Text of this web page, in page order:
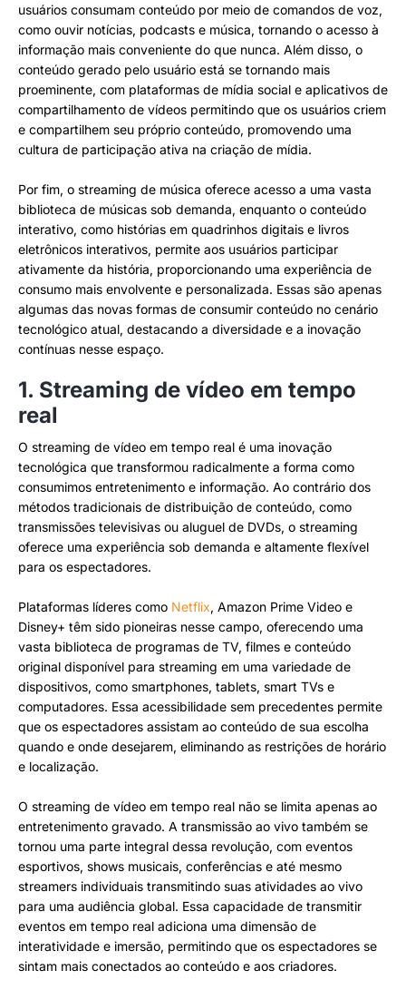
usuários consumam conteúdo por meio de comandos de voz,
como ouvir notícias, podcasts e música, tornando o acesso à
informação mais conveniente do que nunca. Além disso, o
conteúdo gerado pelo usuário está se tornando mais
proeminente, com plataformas de mídia social e aplicativos de
compartilhamento de vídeos permitindo que os usuários criem
e compartilhem seu próprio conteúdo, promovendo uma
cultura de participação ativa na criação de mídia.
Por fim, o streaming de música oferece acesso a uma vasta
biblioteca de músicas sob demanda, enquanto o conteúdo
interativo, como histórias em quadrinhos digitais e livros
eletrônicos interativos, permite aos usuários participar
ativamente da história, proporcionando uma experiência de
consumo mais envolvente e personalizada. Essas são apenas
algumas das novas formas de consumir conteúdo no cenário
tecnológico atual, destacando a diversidade e a inovação
contínuas nesse espaço.
1. Streaming de vídeo em tempo
real
O streaming de vídeo em tempo real é uma inovação
tecnológica que transformou radicalmente a forma como
consumimos entretenimento e informação. Ao contrário dos
métodos tradicionais de distribuição de conteúdo, como
transmissões televisivas ou aluguel de DVDs, o streaming
oferece uma experiência sob demanda e altamente flexível
para os espectadores.
Plataformas líderes como Netflix, Amazon Prime Video e
Disney+ têm sido pioneiras nesse campo, oferecendo uma
vasta biblioteca de programas de TV, filmes e conteúdo
original disponível para streaming em uma variedade de
dispositivos, como smartphones, tablets, smart TVs e
computadores. Essa acessibilidade sem precedentes permite
que os espectadores assistam ao conteúdo de sua escolha
quando e onde desejarem, eliminando as restrições de horário
e localização.
O streaming de vídeo em tempo real não se limita apenas ao
entretenimento gravado. A transmissão ao vivo também se
tornou uma parte integral dessa revolução, com eventos
esportivos, shows musicais, conferências e até mesmo
streamers individuais transmitindo suas atividades ao vivo
para uma audiência global. Essa capacidade de transmitir
eventos em tempo real adiciona uma dimensão de
interatividade e imersão, permitindo que os espectadores se
sintam mais conectados ao conteúdo e aos criadores.